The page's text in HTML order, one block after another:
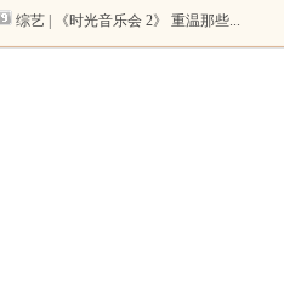
综艺 | 《时光音乐会 2》 重温那些...